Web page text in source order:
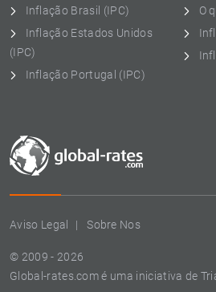
Aviso Legal Sobre Nos
© 2009 - 2026
Global-rates.com é uma iniciativa de
Inflação Brasil (IPC)
Inflação Estados Unidos
(IPC)
Inflação Portugal (IPC)
O